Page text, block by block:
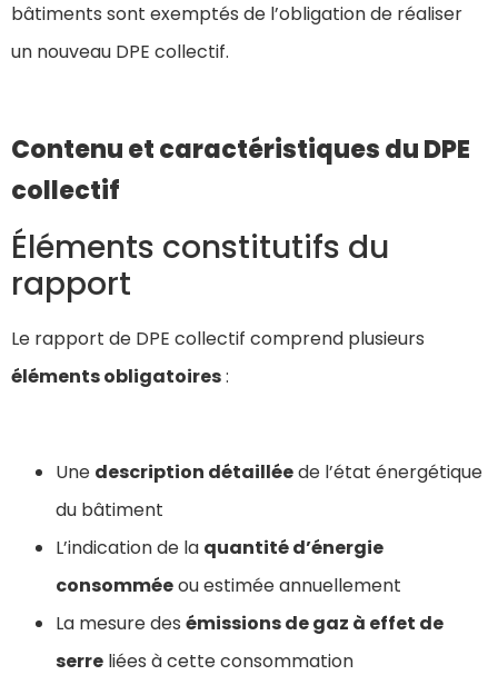
bâtiments sont exemptés de l’obligation de réaliser
un nouveau DPE collectif.
Contenu et caractéristiques du DPE
collectif
Éléments constitutifs du
rapport
Le rapport de DPE collectif comprend plusieurs
éléments obligatoires:
Une description détailléede l’état énergétique
du bâtiment
L’indication de la quantité d’énergie
consomméeou estimée annuellement
La mesure des émissions de gaz à effet de
serre liées à cette consommation